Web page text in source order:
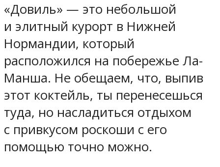
«Довиль» — это небольшой
и элитный курорт в Нижней
Нормандии, который
расположился на побережье Ла-
Манша. Не обещаем, что, выпив
этот коктейль, ты перенесешься
туда, но насладиться отдыхом
с привкусом роскоши с его
помощью точно можно.